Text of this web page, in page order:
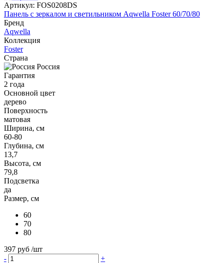
Артикул: FOS0208DS
Панель с зеркалом и светильником Aqwella Foster 60/70/80
Бренд
Aqwella
Коллекция
Foster
Страна
Россия
Гарантия
2 года
Основной цвет
дерево
Поверхность
матовая
Ширина, см
60-80
Глубина, см
13,7
Высота, см
79,8
Подсветка
да
Размер, см
60
70
80
397 руб /шт
-
+